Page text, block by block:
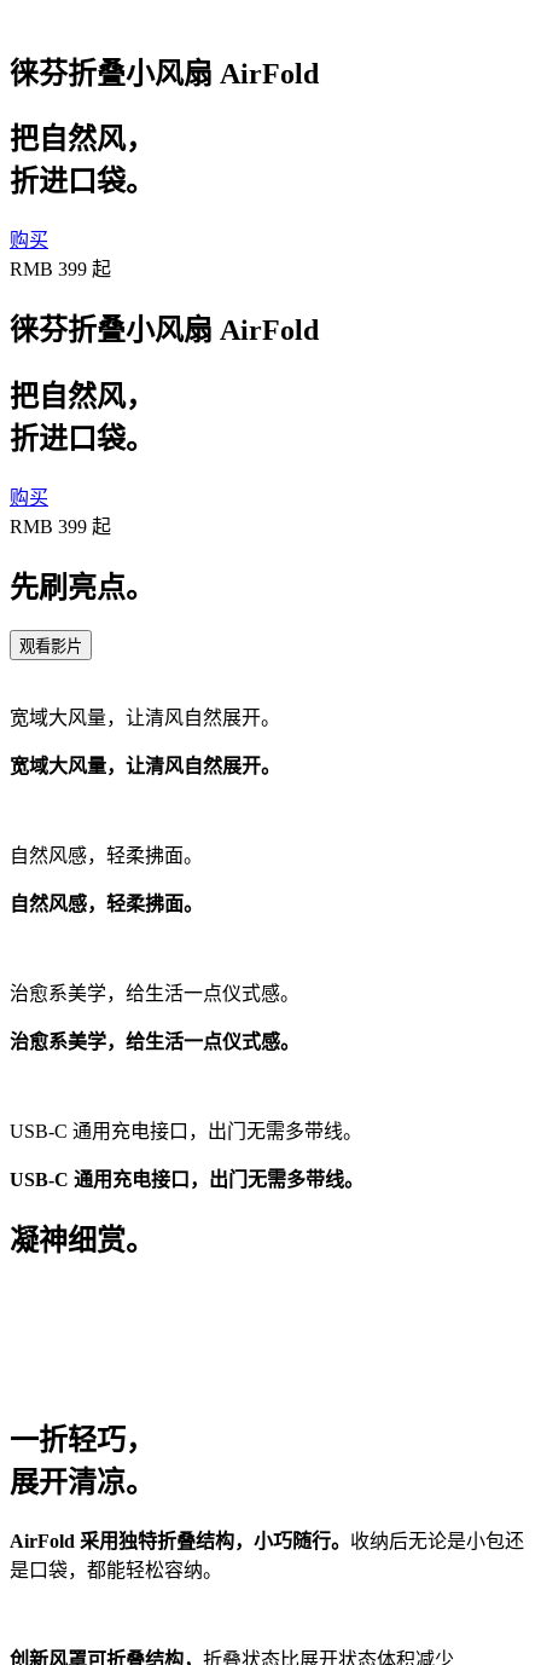
徕芬折叠小风扇 AirFold
把自然风，
折进口袋。
购买
RMB 399 起
徕芬折叠小风扇 AirFold
把自然风，
折进口袋。
购买
RMB 399 起
先刷亮点。
观看影片
宽域大风量，让清风自然展开。
宽域大风量，让清风自然展开。
自然风感，轻柔拂面。
自然风感，轻柔拂面。
治愈系美学，给生活一点仪式感。
治愈系美学，给生活一点仪式感。
USB-C 通用充电接口，出门无需多带线。
USB-C 通用充电接口，出门无需多带线。
凝神细赏。
一折轻巧，
展开清凉。
AirFold 采用独特折叠结构，小巧随行。 收纳后无论是小包还
是口袋，都能轻松容纳。
创新风罩可折叠结构， 折叠状态比展开状态体积减少